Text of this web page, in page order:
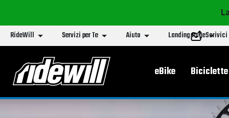
RideWill Servizi per Te Aiuto Landing PageScrivici
Menu
eBike Biciclette